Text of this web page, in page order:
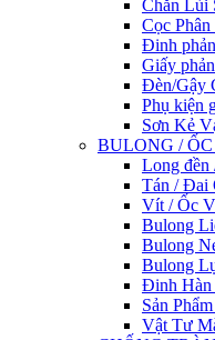
Chắn Lùi
Cọc Phân
Đinh
Giấy
Đèn/Gậy
Phụ kiện
Sơn Kẻ
BULONG /
Long đền
Tán / Đai
Vít / Ốc
Bulong
Bulong
Bulong
Đinh Hàn
Sản
Vật Tư